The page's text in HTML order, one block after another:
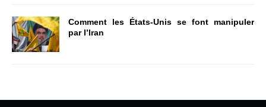
Comment les États-Unis se font manipuler
par l’Iran